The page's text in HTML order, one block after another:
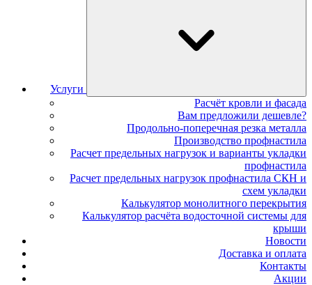
Услуги
Расчёт кровли и фасада
Вам предложили дешевле?
Продольно-поперечная резка металла
Производство профнастила
Расчет предельных нагрузок и варианты укладки
профнастила
Расчет предельных нагрузок профнастила СКН и
схем укладки
Калькулятор монолитного перекрытия
Калькулятор расчёта водосточной системы для
крыши
Новости
Доставка и оплата
Контакты
Акции